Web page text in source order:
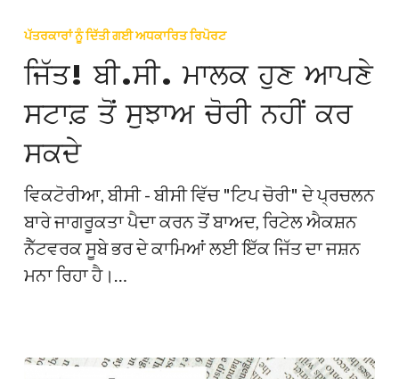
터
팁
을
훔
칠
수
없
습
니
다.
ਬੀ.ਸੀ.
ਮਾਲਕ
ਹੁਣ
ਆਪਣੇ
ਤੋਂ
ਸੁਝਾਅ
ਚੋਰੀ
ਨਹੀਂ
ਕਰ
ਪੱਤਰਕਾਰਾਂ ਨੂੰ ਦਿੱਤੀ ਗਈ ਅਧਕਾਰਿਤ ਰਿਪੋਰਟ
ਜਿੱਤ! ਬੀ.ਸੀ. ਮਾਲਕ ਹੁਣ ਆਪਣੇ
ਸਟਾਫ਼ ਤੋਂ ਸੁਝਾਅ ਚੋਰੀ ਨਹੀਂ ਕਰ
ਸਕਦੇ
ਵਿਕਟੋਰੀਆ, ਬੀਸੀ - ਬੀਸੀ ਵਿੱਚ "ਟਿਪ ਚੋਰੀ" ਦੇ ਪ੍ਰਚਲਨ
ਬਾਰੇ ਜਾਗਰੂਕਤਾ ਪੈਦਾ ਕਰਨ ਤੋਂ ਬਾਅਦ, ਰਿਟੇਲ ਐਕਸ਼ਨ
ਨੈੱਟਵਰਕ ਸੂਬੇ ਭਰ ਦੇ ਕਾਮਿਆਂ ਲਈ ਇੱਕ ਜਿੱਤ ਦਾ ਜਸ਼ਨ
ਮਨਾ ਰਿਹਾ ਹੈ।…